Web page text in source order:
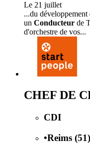
Le 21 juillet
...du
un Conducteur de
d'orchestre de vos...
CHEF DE
CDI
•Reims (51)